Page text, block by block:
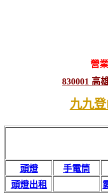
營
830001 高
九九
頭燈 手電筒
頭燈出租